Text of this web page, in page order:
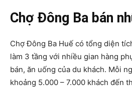
Chợ Đông Ba bán
Chợ Đông Ba Huế có tổng diện
làm 3 tầng với nhiều gian hàng
bán, ăn uống của du khách. Mỗi
khoảng 5.000 – 7.000 khách đến